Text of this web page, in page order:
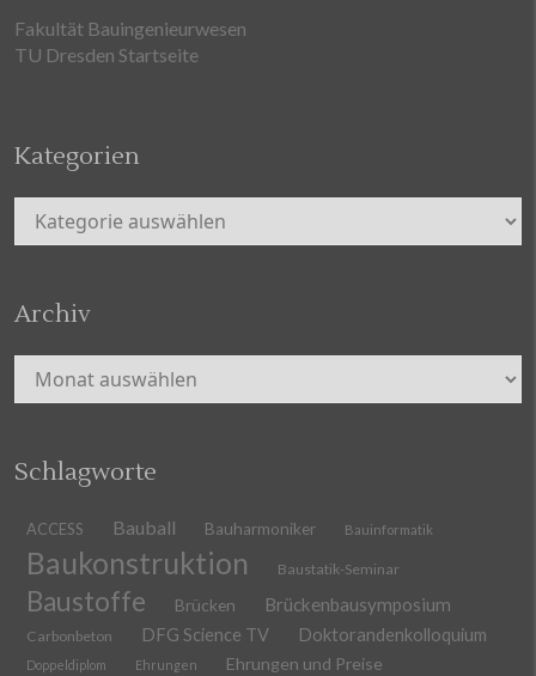
Fakultät Bauingenieurwesen
TU Dresden Startseite
Kategorien
Kategorien
Archiv
Archiv
Schlagworte
ACCESS Bauball Bauharmoniker Bauinformatik
Baukonstruktion Baustatik-Seminar
Baustoffe Brücken Brückenbausymposium
Carbonbeton DFG Science TV Doktorandenkolloquium
Doppeldiplom Ehrungen Ehrungen und Preise